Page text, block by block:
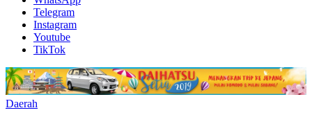
Telegram
Instagram
Youtube
TikTok
Daerah